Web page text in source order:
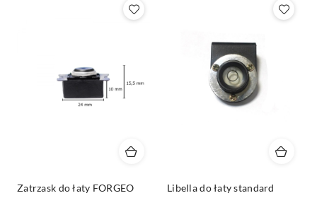
Zatrzask do łaty FORGEO Libella do łaty standard